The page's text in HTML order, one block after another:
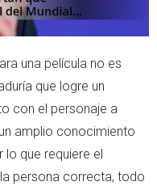
una película no es
que logre un
con el personaje a
amplio conocimiento
lo que requiere el
persona correcta, todo